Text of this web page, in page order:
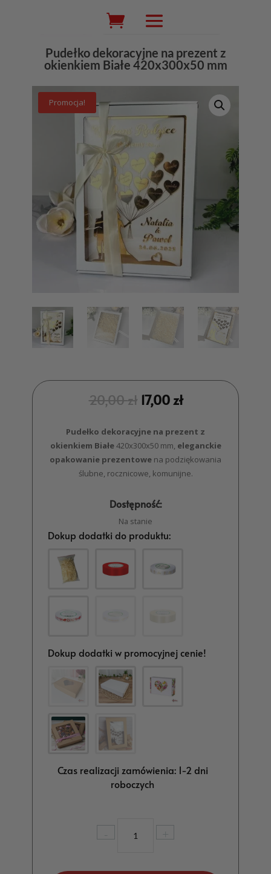
Wyszukiwarka
produktów
Pudełko dekoracyjne na prezent z
okienkiem Białe 420x300x50 mm
Promocja!
20,00zł 17,00zł
Pudełko dekoracyjne na prezent z
okienkiem Białe420x300x50 mm, eleganckie
opakowanie prezentowe na podziękowania
ślubne, rocznicowe, komunijne.
Dostępność:
Na stanie
Dokup dodatki do produktu:
Dokup dodatki w promocyjnej cenie!
Czas realizacji zamówienia: 1-2 dni
roboczych
-
Pudełko
+